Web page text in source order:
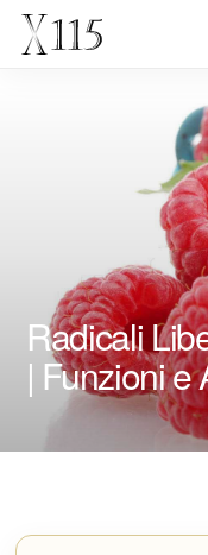
Radicali
| Funzioni e